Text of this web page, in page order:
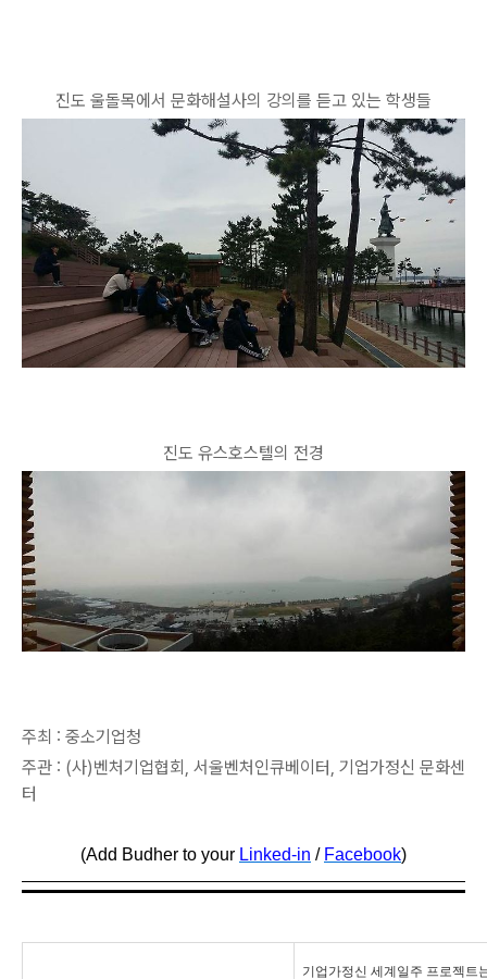
진도 울돌목에서 문화해설사의 강의를 듣고 있는 학생들
진도 유스호스텔의 전경
주최 : 중소기업청
주관 : (사)벤처기업협회, 서울벤처인큐베이터, 기업가정신 문화센
터
(Add Budher to your Linked-in / Facebook)
기업가정신 세계일주 프로젝트